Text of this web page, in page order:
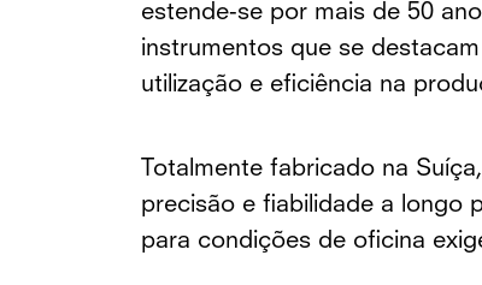
estende-se por mais de 50
instrumentos que se
utilização e eficiência na
Totalmente fabricado na
precisão e fiabilidade a longo
para condições de oficina